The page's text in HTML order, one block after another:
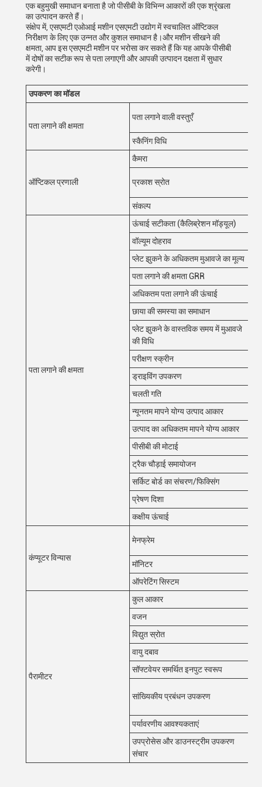
एक बहुमुखी समाधान बनाता है जो पीसीबी के विभिन्न आकारों की एक श्रृंखला
का उत्पादन करते हैं।
संक्षेप में, एसएमटी एओआई मशीन एसएमटी उद्योग में स्वचालित ऑप्टिकल
निरीक्षण के लिए एक उन्नत और कुशल समाधान है।और मशीन सीखने की
क्षमता, आप इस एसएमटी मशीन पर भरोसा कर सकते हैं कि यह आपके पीसीबी
में दोषों का सटीक रूप से पता लगाएगी और आपकी उत्पादन दक्षता में सुधार
करेगी।
उपकरण का मॉडल
पता लगाने की क्षमता
पता लगाने वाली वस्तुएँ
स्कैनिंग विधि
ऑप्टिकल प्रणाली
कैमरा
प्रकाश स्रोत
संकल्प
पता लगाने की क्षमता
ऊंचाई सटीकता (कैलिब्रेशन मॉड्यूल)
वॉल्यूम दोहराव
प्लेट झुकने के अधिकतम मुआवजे का मूल्य
पता लगाने की क्षमता GRR
अधिकतम पता लगाने की ऊंचाई
छाया की समस्या का समाधान
प्लेट झुकने के वास्तविक समय में मुआवजे
की विधि
परीक्षण स्क्रीन
ड्राइविंग उपकरण
चलती गति
न्यूनतम मापने योग्य उत्पाद आकार
उत्पाद का अधिकतम मापने योग्य आकार
पीसीबी की मोटाई
ट्रैक चौड़ाई समायोजन
सर्किट बोर्ड का संचरण/फिक्सिंग
प्रेषण दिशा
कक्षीय ऊंचाई
कंप्यूटर विन्यास
मेनफ्रेम
मॉनिटर
ऑपरेटिंग सिस्टम
पैरामीटर
कुल आकार
वजन
विद्युत स्रोत
वायु दबाव
सॉफ्टवेयर समर्थित इनपुट स्वरूप
सांख्यिकीय प्रबंधन उपकरण
पर्यावरणीय आवश्यकताएं
उपप्रोसेस और डाउनस्ट्रीम उपकरण
संचार